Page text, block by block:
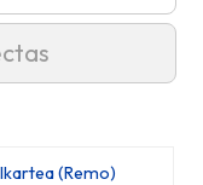
(Remo)